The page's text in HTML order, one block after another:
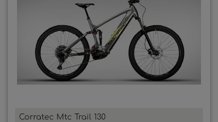
Corratec Mtc Trail 130